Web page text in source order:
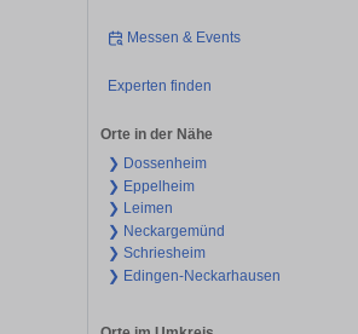
Messen & Events
Experten finden
Orte in der Nähe
❯ Dossenheim
❯ Eppelheim
❯ Leimen
❯ Neckargemünd
❯ Schriesheim
❯ Edingen-Neckarhausen